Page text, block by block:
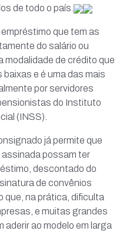
de todo o país.
que tem as
do salário ou
modalidade de crédito que
e é uma das mais
por servidores
do Instituto
(INSS).
já permite que
possam ter
descontado do
de convênios
que, na prática, dificulta
e muitas grandes
ao modelo em larga